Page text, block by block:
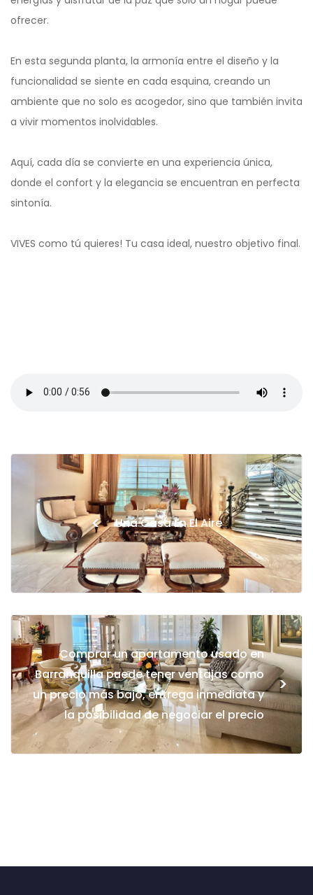
ofrecer.
En esta segunda planta, la armonía entre el diseño y la
funcionalidad se siente en cada esquina, creando un
ambiente que no solo es acogedor, sino que también invita
a vivir momentos inolvidables.
Aquí, cada día se convierte en una experiencia única,
donde el confort y la elegancia se encuentran en perfecta
sintonía.
VIVES como tú quieres! Tu casa ideal, nuestro objetivo final.
< Una Casa En El Aire
Comprar un apartamento usado en
Barranquilla puede tener ventajas como
un precio más bajo, entrega inmediata y
la posibilidad de negociar el precio
>